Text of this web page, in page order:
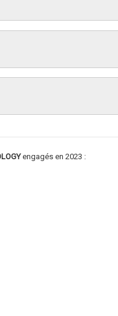
engagés en 2023 :